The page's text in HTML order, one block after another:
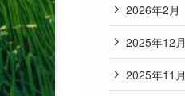
2026年2月
2025年12月
2025年11月